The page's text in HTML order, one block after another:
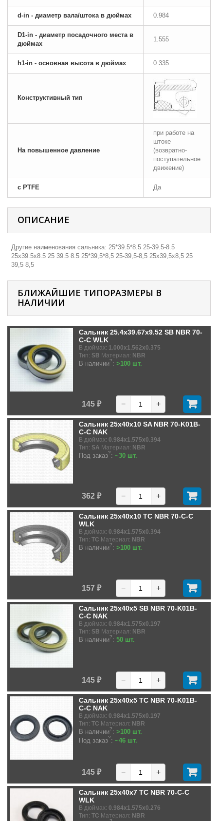
d-in - диаметр вала/штока в дюймах 0.984
D1-in - диаметр посадочного места в
дюймах
1.555
h1-in - основная высота в дюймах 0.335
Конструктивный тип
На повышенное давление
при работе на
штоке
(возвратно-
поступательное
движение)
с PTFE Да
ОПИСАНИЕ
Другие наименования сальника: 25*39.5*8.5 25-39.5-8.5
25х39.5х8.5 25 39.5 8.5 25*39,5*8,5 25-39,5-8,5 25х39,5х8,5 25
39,5 8,5
БЛИЖАЙШИЕ ТИПОРАЗМЕРЫ В
НАЛИЧИИ
Сальник 25.4x39.67x9.52 SB NBR 70-
C-C WLK
В дюймах: 1.000x1.562x0.375
Тип: SB Материал: NBR
В наличии?: >100 шт.
145 ₽ − +
Сальник 25x40x10 SA NBR 70-K01B-
C-C NAK
В дюймах: 0.984x1.575x0.394
Тип: SA Материал: NBR
Под заказ?: ~30 шт.
362 ₽ − +
Сальник 25x40x10 TC NBR 70-C-C
WLK
В дюймах: 0.984x1.575x0.394
Тип: TC Материал: NBR
В наличии?: >100 шт.
157 ₽ − +
Сальник 25x40x5 SB NBR 70-K01B-
C-C NAK
В дюймах: 0.984x1.575x0.197
Тип: SB Материал: NBR
В наличии?: 50 шт.
145 ₽ − +
Сальник 25x40x5 TC NBR 70-K01B-
C-C NAK
В дюймах: 0.984x1.575x0.197
Тип: TC Материал: NBR
В наличии?: >100 шт.
Под заказ?: ~46 шт.
145 ₽ − +
Сальник 25x40x7 TC NBR 70-C-C
WLK
В дюймах: 0.984x1.575x0.276
Тип: TC Материал: NBR